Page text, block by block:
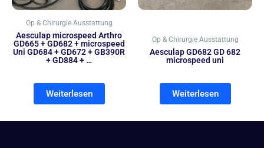
Op & Chirurgie Ausstattung
Aesculap microspeed Arthro
GD665 + GD682 + microspeed
Uni GD684 + GD672 + GB390R
+ GD884 + …
Weiterlesen
Op & Chirurgie Ausstattung
Aesculap GD682 GD 682
microspeed uni
Weiterlesen